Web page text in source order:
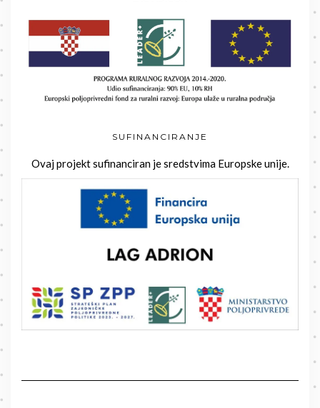
SUFINANCIRANJE
Ovaj projekt sufinanciran je sredstvima Europske unije.